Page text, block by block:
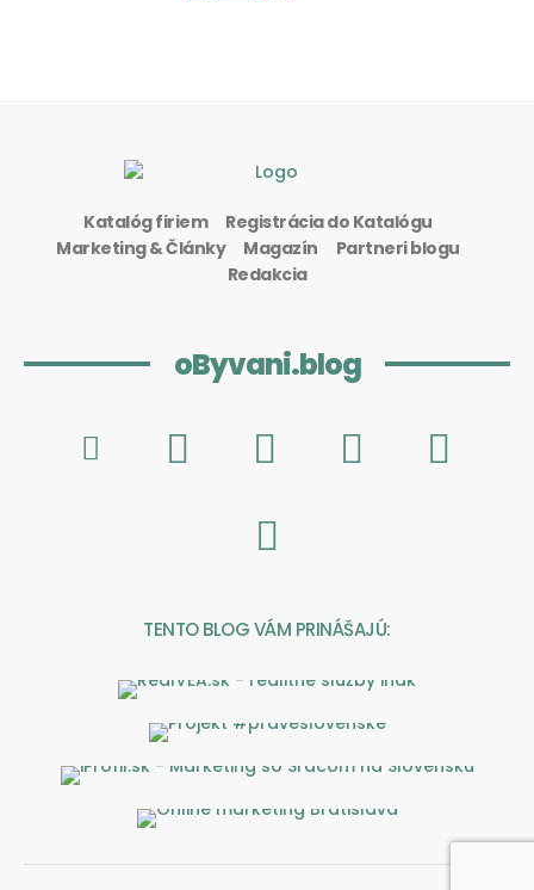
Katalóg firiem
Registrácia do Katalógu
Marketing & Články
Magazín
Partneri blogu
Redakcia
oByvani.blog
TENTO BLOG VÁM PRINÁŠAJÚ: